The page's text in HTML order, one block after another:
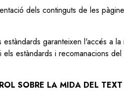
dels continguts de les
estàndards garanteixen l'accés a
els estàndards i recomanacions
SOBRE LA MIDA DEL TEXT